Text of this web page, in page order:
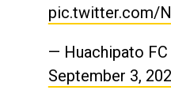
pic.twitter.com/
— Huachipato
September 3,